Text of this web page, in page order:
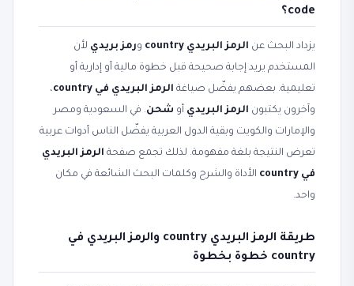
code؟
يزداد البحث عن الرمز البريدي country ورمز بريدي لأن
المستخدم يريد إجابة صحيحة قبل خطوة مالية أو إدارية أو
تعليمية. بعضهم يفضّل صياغة الرمز البريدي في country
،
وآخرون يكتبون الرمز البريدي أو شحن. في السعودية ومصر
والإمارات والكويت وبقية الدول العربية يفضّل الناس أدوات عربية
تعرض النتيجة بلغة مفهومة. لذلك تجمع صفحة الرمز البريدي
في country
الأداة والشرح وكلمات البحث الشائعة في مكان
واحد.
طريقة الرمز البريدي country والرمز البريدي في
country خطوة بخطوة